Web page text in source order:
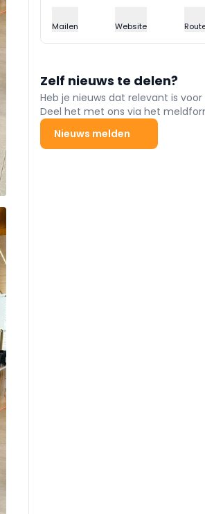
Mailen Website
Zelf nieuws te delen?
Heb je nieuws dat relevant is
Deel het met ons via het
Nieuws melden